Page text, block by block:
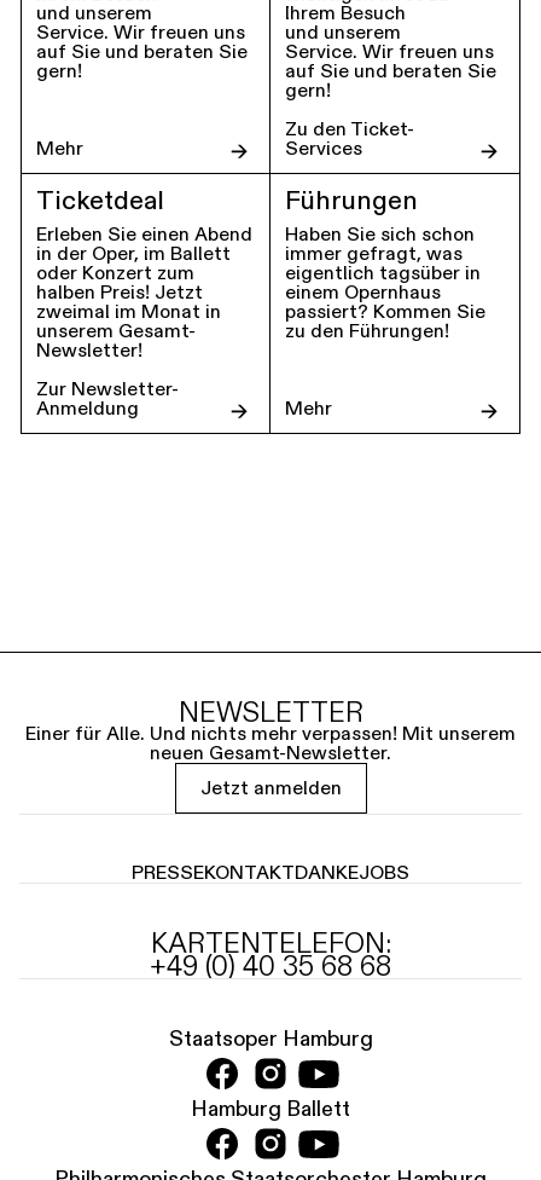
und unserem
Service. Wir freuen uns
auf Sie und beraten Sie
gern!
Mehr
Ihrem Besuch
und unserem
Service. Wir freuen uns
auf Sie und beraten Sie
gern!
Zu den Ticket-
Services
Ticketdeal
Erleben Sie einen Abend
in der Oper, im Ballett
oder Konzert zum
halben Preis! Jetzt
zweimal im Monat in
unserem Gesamt-
Newsletter!
Zur Newsletter-
Anmeldung
Führungen
Haben Sie sich schon
immer gefragt, was
eigentlich tagsüber in
einem Opernhaus
passiert? Kommen Sie
zu den Führungen!
Mehr
NEWSLETTER
Einer für Alle. Und nichts mehr verpassen! Mit unserem
neuen Gesamt-Newsletter.
Jetzt anmelden
PRESSEKONTAKTDANKEJOBS
KARTENTELEFON:
+49 (0) 40 35 68 68
Staatsoper Hamburg
Hamburg Ballett